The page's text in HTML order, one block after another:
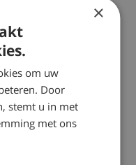
2017-03-20
×
om uw
Door
stemt u in met
met ons